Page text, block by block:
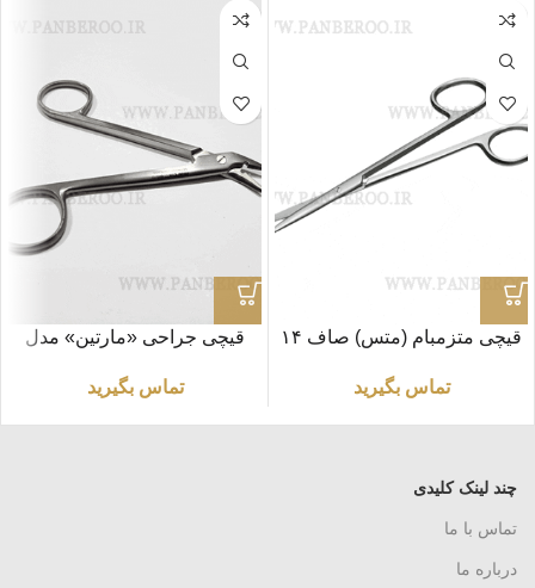
قیچی متزمبام (متس) صاف ۱۴
تماس بگیرید
قیچی جراحی «مارتین» مدل
تماس بگیرید
چند لینک کلیدی
تماس با ما
درباره ما